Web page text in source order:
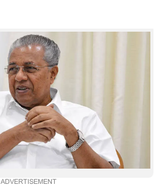
ADVERTISEMENT